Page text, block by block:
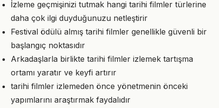
İzleme geçmişinizi tutmak hangi tarihi filmler türlerine
daha çok ilgi duyduğunuzu netleştirir
Festival ödülü almış tarihi filmler genellikle güvenli bir
başlangıç noktasıdır
Arkadaşlarla birlikte tarihi filmler izlemek tartışma
ortamı yaratır ve keyfi artırır
tarihi filmler izlemeden önce yönetmenin önceki
yapımlarını araştırmak faydalıdır